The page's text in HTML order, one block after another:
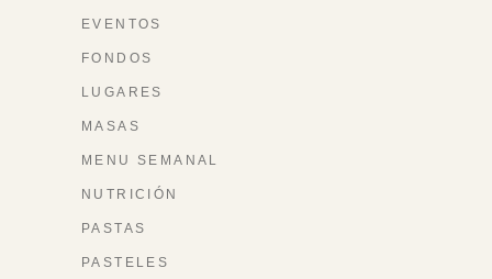
EVENTOS
FONDOS
LUGARES
MASAS
MENU SEMANAL
NUTRICIÓN
PASTAS
PASTELES